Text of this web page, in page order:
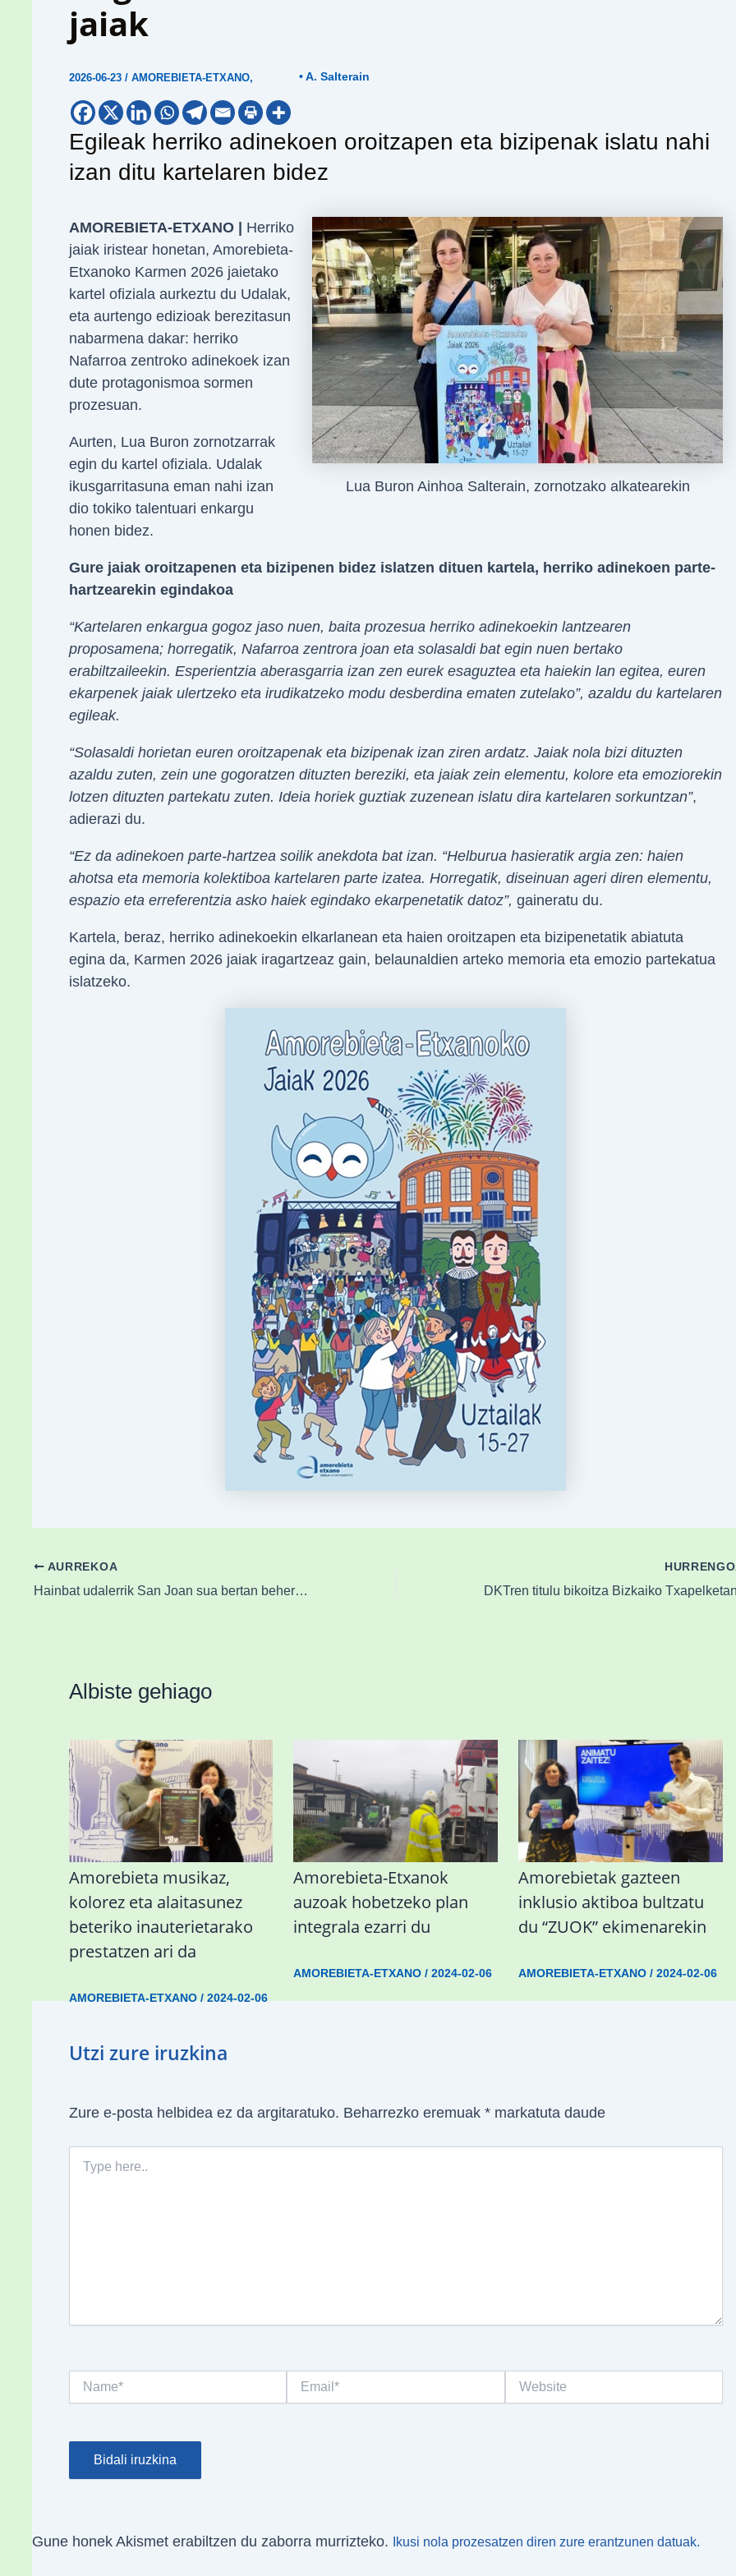
jaiak
2026-06-23 / AMOREBIETA-ETXANO, • A. Salterain
Egileak herriko adinekoen oroitzapen eta bizipenak islatu nahi
izan ditu kartelaren bidez
Lua Buron Ainhoa Salterain, zornotzako alkatearekin
AMOREBIETA-ETXANO | Herriko
jaiak iristear honetan, Amorebieta-
Etxanoko Karmen 2026 jaietako
kartel ofiziala aurkeztu du Udalak,
eta aurtengo edizioak berezitasun
nabarmena dakar: herriko
Nafarroa zentroko adinekoek izan
dute protagonismoa sormen
prozesuan.
Aurten, Lua Buron zornotzarrak
egin du kartel ofiziala. Udalak
ikusgarritasuna eman nahi izan
dio tokiko talentuari enkargu
honen bidez.
Gure jaiak oroitzapenen eta bizipenen bidez islatzen dituen kartela, herriko adinekoen parte-
hartzearekin egindakoa
“Kartelaren enkargua gogoz jaso nuen, baita prozesua herriko adinekoekin lantzearen
proposamena; horregatik, Nafarroa zentrora joan eta solasaldi bat egin nuen bertako
erabiltzaileekin. Esperientzia aberasgarria izan zen eurek esaguztea eta haiekin lan egitea, euren
ekarpenek jaiak ulertzeko eta irudikatzeko modu desberdina ematen zutelako”, azaldu du kartelaren
egileak.
“Solasaldi horietan euren oroitzapenak eta bizipenak izan ziren ardatz. Jaiak nola bizi dituzten
azaldu zuten, zein une gogoratzen dituzten bereziki, eta jaiak zein elementu, kolore eta emoziorekin
lotzen dituzten partekatu zuten. Ideia horiek guztiak zuzenean islatu dira kartelaren sorkuntzan”,
adierazi du.
“Ez da adinekoen parte-hartzea soilik anekdota bat izan. “Helburua hasieratik argia zen: haien
ahotsa eta memoria kolektiboa kartelaren parte izatea. Horregatik, diseinuan ageri diren elementu,
espazio eta erreferentzia asko haiek egindako ekarpenetatik datoz”, gaineratu du.
Kartela, beraz, herriko adinekoekin elkarlanean eta haien oroitzapen eta bizipenetatik abiatuta
egina da, Karmen 2026 jaiak iragartzeaz gain, belaunaldien arteko memoria eta emozio partekatua
islatzeko.
AURREKOA
Hainbat udalerrik San Joan sua bertan behera uztea erabaki dute
Albiste gehiago
Amorebieta musikaz,
kolorez eta alaitasunez
beteriko inauterietarako
prestatzen ari da
AMOREBIETA-ETXANO/ 2024-02-06
Amorebieta-Etxanok
auzoak hobetzeko plan
integrala ezarri du
AMOREBIETA-ETXANO /2024-02-06
Amorebietak gazteen
inklusio aktiboa bultzatu
du “ZUOK” ekimenarekin
AMOREBIETA-ETXANO /2024-02-06
Utzi zure iruzkina
Zure e-posta helbidea ez da argitaratuko. Beharrezko eremuak *markatuta daude
here..
Gune honek Akismet erabiltzen du zaborra murrizteko. Ikusi nola prozesatzen diren zure erantzunen datuak.